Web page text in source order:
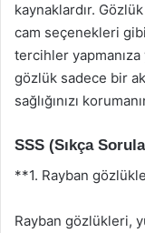
kaynaklardır.
cam seçenekleri
tercihler yapmanıza
gözlük sadece bir
sağlığınızı
SSS (Sıkça
**1. Rayban
Rayban gözlükleri,